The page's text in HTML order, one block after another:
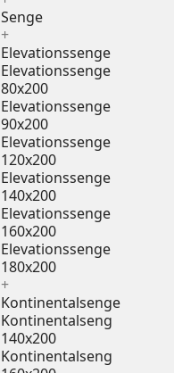
Senge
+
Elevationssenge
Elevationssenge
80x200
Elevationssenge
90x200
Elevationssenge
120x200
Elevationssenge
140x200
Elevationssenge
160x200
Elevationssenge
180x200
+
Kontinentalsenge
Kontinentalseng
140x200
Kontinentalseng